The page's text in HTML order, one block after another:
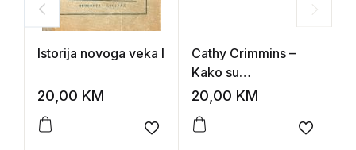
Istorija novoga veka I
20,00 KM
Add to wishlist
Cathy Crimmins –
Kako su
homoseksualci
20,00 KM
Add to